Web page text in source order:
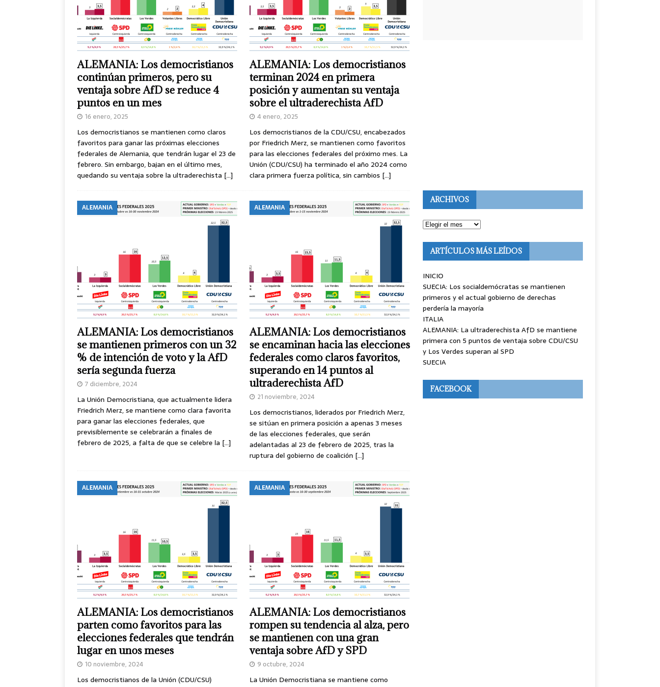
ALEMANIA: Los democristianos
continúan primeros, pero su
ventaja sobre AfD se reduce 4
puntos en un mes
16 enero, 2025
Los democristianos se mantienen como claros
favoritos para ganar las próximas elecciones
federales de Alemania, que tendrán lugar el 23 de
febrero. Sin embargo, bajan en el último mes,
quedando su ventaja sobre la ultraderechista […]
ALEMANIA: Los democristianos
terminan 2024 en primera
posición y aumentan su ventaja
sobre el ultraderechista AfD
4 enero, 2025
Los democristianos de la CDU/CSU, encabezados
por Friedrich Merz, se mantienen como favoritos
para las elecciones federales del próximo mes. La
Unión (CDU/CSU) ha terminado el año 2024 como
clara primera fuerza política, sin cambios […]
ALEMANIA
ALEMANIA: Los democristianos
se mantienen primeros con un 32
% de intención de voto y la AfD
sería segunda fuerza
7 diciembre, 2024
La Unión Democristiana, que actualmente lidera
Friedrich Merz, se mantiene como clara favorita
para ganar las elecciones federales, que
previsiblemente se celebrarán a finales de
febrero de 2025, a falta de que se celebre la […]
ALEMANIA
ALEMANIA: Los democristianos
se encaminan hacia las elecciones
federales como claros favoritos,
superando en 14 puntos al
ultraderechista AfD
21 noviembre, 2024
Los democristianos, liderados por Friedrich Merz,
se sitúan en primera posición a apenas 3 meses
de las elecciones federales, que serán
adelantadas al 23 de febrero de 2025, tras la
ruptura del gobierno de coalición […]
ALEMANIA
ALEMANIA: Los democristianos
parten como favoritos para las
elecciones federales que tendrán
lugar en unos meses
10 noviembre, 2024
Los democristianos de la Unión (CDU/CSU)
ALEMANIA
ALEMANIA: Los democristianos
rompen su tendencia al alza, pero
se mantienen con una gran
ventaja sobre AfD y SPD
9 octubre, 2024
La Unión Democristiana se mantiene como
ARCHIVOS
ARTÍCULOS MÁS LEÍDOS
INICIO
SUECIA: Los socialdemócratas se mantienen
primeros y el actual gobierno de derechas
perdería la mayoría
ITALIA
ALEMANIA: La ultraderechista AfD se mantiene
primera con 5 puntos de ventaja sobre CDU/CSU
y Los Verdes superan al SPD
SUECIA
FACEBOOK